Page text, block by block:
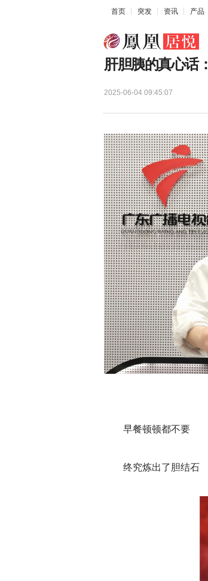
首页 突发 资讯 产品
肝胆胰的真心话
2025-06-04 09:45:07
早餐顿顿都不要
终究炼出了胆结石